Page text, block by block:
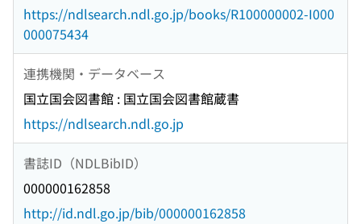
https://ndlsearch.ndl.go.jp/books/R100000002-I000
000075434
連携機関・データベース
国立国会図書館 : 国立国会図書館蔵書
https://ndlsearch.ndl.go.jp
書誌ID（NDLBibID）
000000162858
http://id.ndl.go.jp/bib/000000162858